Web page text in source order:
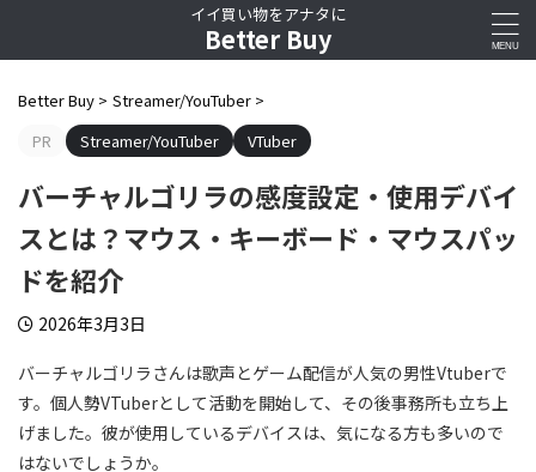
イイ買い物をアナタに
Better Buy
Better Buy > Streamer/YouTuber >
PR
Streamer/YouTuber VTuber
バーチャルゴリラの感度設定・使用デバイ
スとは？マウス・キーボード・マウスパッ
ドを紹介
2026年3月3日
バーチャルゴリラさんは歌声とゲーム配信が人気の男性Vtuberで
す。個人勢VTuberとして活動を開始して、その後事務所も立ち上
げました。彼が使用しているデバイスは、気になる方も多いので
はないでしょうか。